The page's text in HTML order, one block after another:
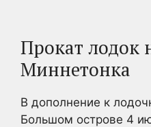
Прокат лодок
Миннетонка
В дополнение к
Большом острове 4